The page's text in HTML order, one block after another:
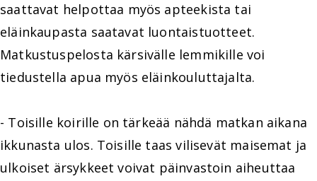
saattavat helpottaa myös apteekista tai
eläinkaupasta saatavat luontaistuotteet.
Matkustuspelosta kärsivälle lemmikille voi
tiedustella apua myös eläinkouluttajalta.
- Toisille koirille on tärkeää nähdä matkan aikana
ikkunasta ulos. Toisille taas vilisevät maisemat ja
ulkoiset ärsykkeet voivat päinvastoin aiheuttaa